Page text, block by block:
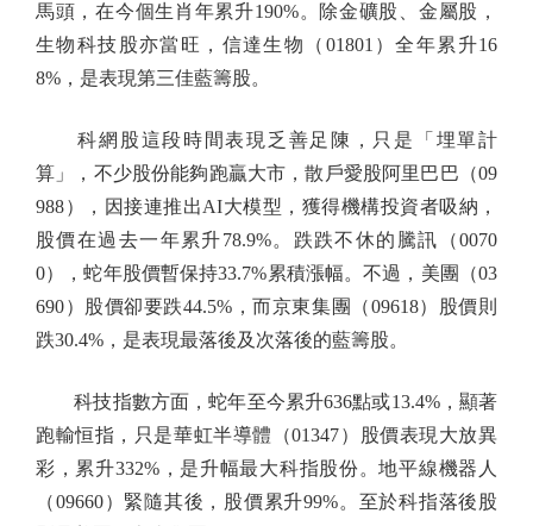
馬頭，在今個生肖年累升190%。除金礦股、金屬股，
生物科技股亦當旺，信達生物（01801）全年累升16
8%，是表現第三佳藍籌股。
科網股這段時間表現乏善足陳，只是「埋單計
算」，不少股份能夠跑贏大市，散戶愛股阿里巴巴（09
988），因接連推出AI大模型，獲得機構投資者吸納，
股價在過去一年累升78.9%。跌跌不休的騰訊（0070
0），蛇年股價暫保持33.7%累積漲幅。不過，美團（03
690）股價卻要跌44.5%，而京東集團（09618）股價則
跌30.4%，是表現最落後及次落後的藍籌股。
科技指數方面，蛇年至今累升636點或13.4%，顯著
跑輸恒指，只是華虹半導體（01347）股價表現大放異
彩，累升332%，是升幅最大科指股份。地平線機器人
（09660）緊隨其後，股價累升99%。至於科指落後股